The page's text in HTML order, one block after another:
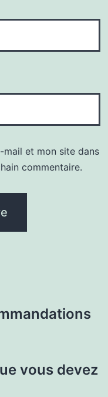
mail et mon site dans
commentaire.
vous devez